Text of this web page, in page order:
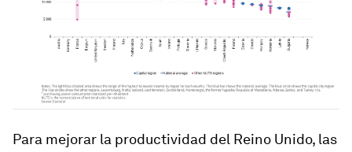
Para mejorar la productividad del Reino Unido, las